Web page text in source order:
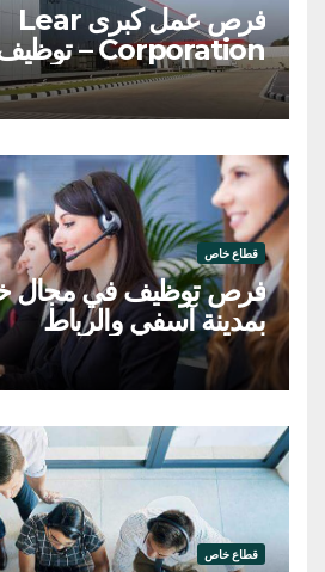
فرص عمل كبرى Lear
وعاملة
قطاع خاص
فرص توظيف في مجال
بمدينة آسفي والرباط
قطاع خاص